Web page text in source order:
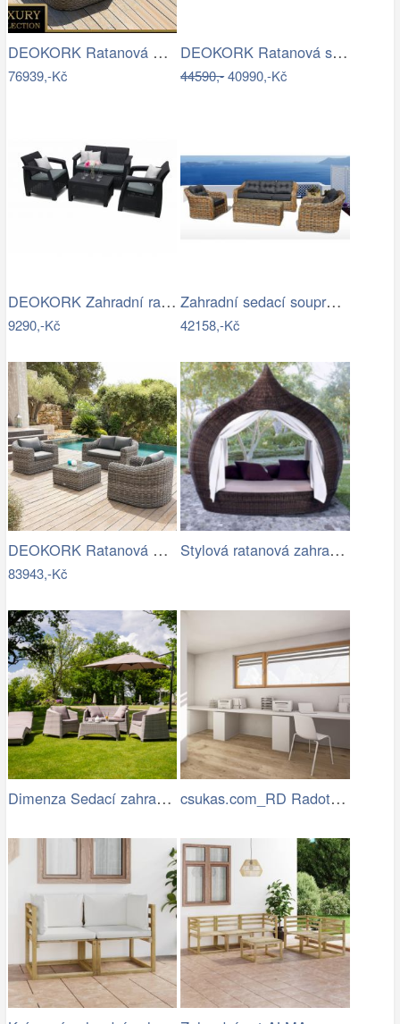
DEOKORK Ratanová modulová sestava…
76939,-Kč
DEOKORK Ratanová sestava NAOMI antracit…
44590,-40990,-Kč
DEOKORK Zahradní ratanová sestava CORFU…
9290,-Kč
Zahradní sedací souprava RICHMOND…
42158,-Kč
DEOKORK Ratanová modulová sestava…
83943,-Kč
Stylová ratanová zahradní postel se…
Dimenza Sedací zahradní souprava… csukas.com_RD Radotin_020.jpg